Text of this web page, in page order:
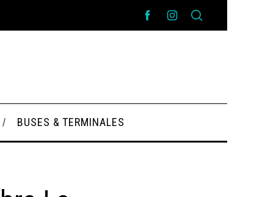
BUSES & TERMINALES